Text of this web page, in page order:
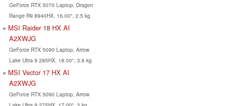
GeForce RTX 5070 Laptop, Dragon
Range R9 8940HX, 16.00", 2.5 kg
MSI Raider 18 HX AI
A2XWJG
GeForce RTX 5090 Laptop, Arrow
Lake Ultra 9 285HX, 18.00", 3.6 kg
MSI Vector 17 HX AI
A2XWJG
GeForce RTX 5090 Laptop, Arrow